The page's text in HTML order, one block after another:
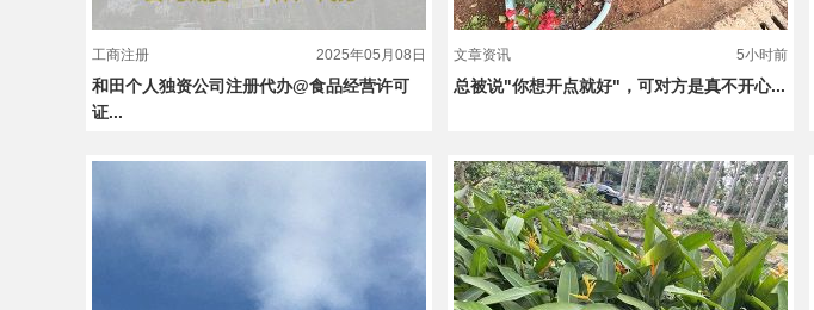
工商注册 2025年05月08日
和田个人独资公司注册代办@食品经营许可
证...
文章资讯 5小时前
总被说"你想开点就好"，可对方是真不开心...